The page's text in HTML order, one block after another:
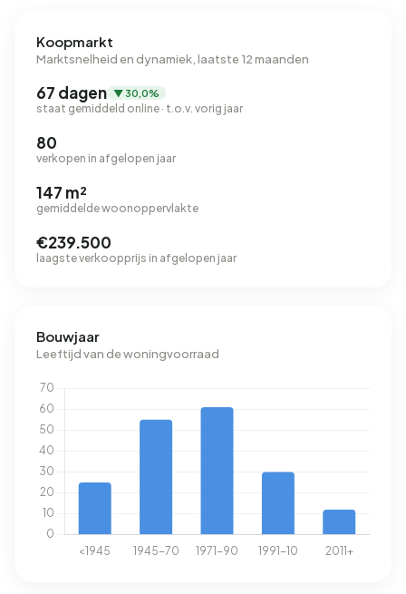
Koopmarkt
Marktsnelheid en dynamiek, laatste 12 maanden
67 dagen ▼ 30,0%
staat gemiddeld online · t.o.v. vorig jaar
80
verkopen in afgelopen jaar
147 m²
gemiddelde woonoppervlakte
€239.500
laagste verkoopprijs in afgelopen jaar
Bouwjaar
Leeftijd van de woningvoorraad